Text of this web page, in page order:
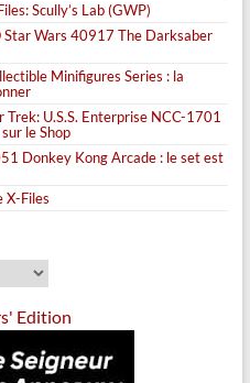
Scully’s Lab (GWP)
Star Wars 40917 The Darksaber
Minifigures Series : la
U.S.S. Enterprise NCC-1701
le Shop
Donkey Kong Arcade : le set est
X-Files